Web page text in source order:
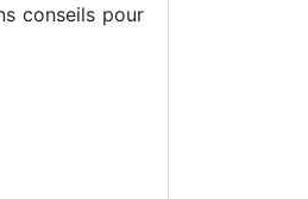
conseils pour